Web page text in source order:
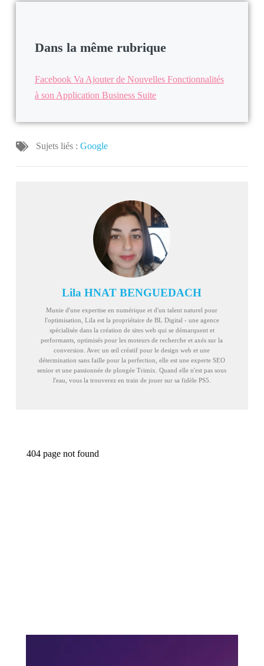
Dans la même rubrique
Facebook Va Ajouter de Nouvelles Fonctionnalités
à son Application Business Suite
Sujets liés : Google
Lila HNAT BENGUEDACH
Munie d'une expertise en numérique et d'un talent naturel pour
l'optimisation, Lila est la propriétaire de BL Digital - une agence
spécialisée dans la création de sites web qui se démarquent et
performants, optimisés pour les moteurs de recherche et axés sur la
conversion. Avec un œil créatif pour le design web et une
détermination sans faille pour la perfection, elle est une experte SEO
senior et une passionnée de plongée Trimix. Quand elle n'est pas sous
l'eau, vous la trouverez en train de jouer sur sa fidèle PS5.